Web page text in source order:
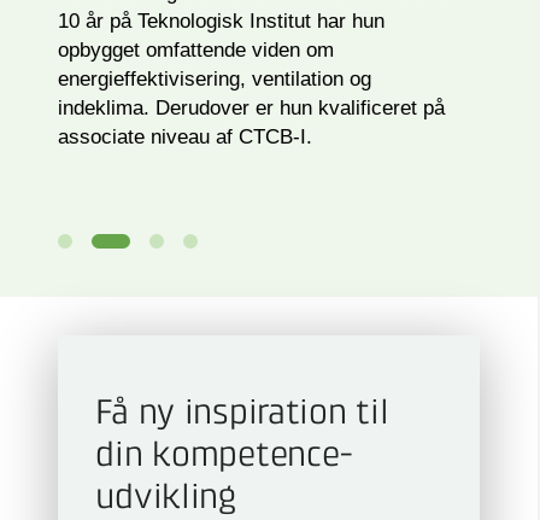
10 år på Teknologisk Institut har hun
opbygget omfattende viden om
energieffektivisering, ventilation og
indeklima. Derudover er hun kvalificeret på
associate niveau af CTCB-I.
Få ny inspiration til
din kompetence­
udvikling